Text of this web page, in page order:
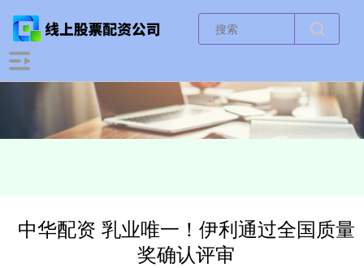
中华配资 乳业唯一！伊利通过全国质量
奖确认评审